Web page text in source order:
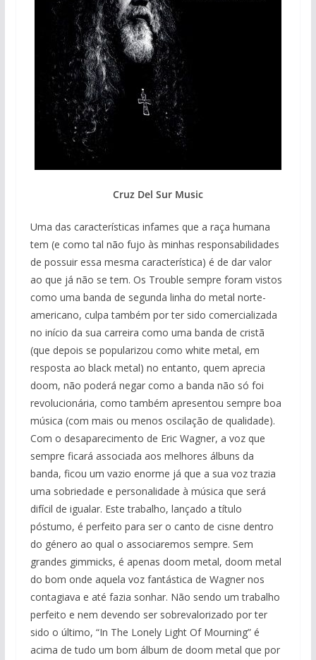
Cruz Del Sur Music
Uma das características infames que a raça humana
tem (e como tal não fujo às minhas responsabilidades
de possuir essa mesma característica) é de dar valor
ao que já não se tem. Os Trouble sempre foram vistos
como uma banda de segunda linha do metal norte-
americano, culpa também por ter sido comercializada
no início da sua carreira como uma banda de cristã
(que depois se popularizou como white metal, em
resposta ao black metal) no entanto, quem aprecia
doom, não poderá negar como a banda não só foi
revolucionária, como também apresentou sempre boa
música (com mais ou menos oscilação de qualidade).
Com o desaparecimento de Eric Wagner, a voz que
sempre ficará associada aos melhores álbuns da
banda, ficou um vazio enorme já que a sua voz trazia
uma sobriedade e personalidade à música que será
difícil de igualar. Este trabalho, lançado a título
póstumo, é perfeito para ser o canto de cisne dentro
do género ao qual o associaremos sempre. Sem
grandes gimmicks, é apenas doom metal, doom metal
do bom onde aquela voz fantástica de Wagner nos
contagiava e até fazia sonhar. Não sendo um trabalho
perfeito e nem devendo ser sobrevalorizado por ter
sido o último, “In The Lonely Light Of Mourning” é
acima de tudo um bom álbum de doom metal que por